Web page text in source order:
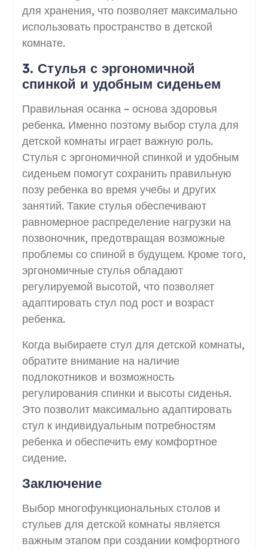
для хранения, что позволяет максимально
использовать пространство в детской
комнате.
3. Стулья с эргономичной
спинкой и удобным сиденьем
Правильная осанка – основа здоровья
ребенка. Именно поэтому выбор стула для
детской комнаты играет важную роль.
Стулья с эргономичной спинкой и удобным
сиденьем помогут сохранить правильную
позу ребенка во время учебы и других
занятий. Такие стулья обеспечивают
равномерное распределение нагрузки на
позвоночник, предотвращая возможные
проблемы со спиной в будущем. Кроме того,
эргономичные стулья обладают
регулируемой высотой, что позволяет
адаптировать стул под рост и возраст
ребенка.
Когда выбираете стул для детской комнаты,
обратите внимание на наличие
подлокотников и возможность
регулирования спинки и высоты сиденья.
Это позволит максимально адаптировать
стул к индивидуальным потребностям
ребенка и обеспечить ему комфортное
сидение.
Заключение
Выбор многофункциональных столов и
стульев для детской комнаты является
важным этапом при создании комфортного